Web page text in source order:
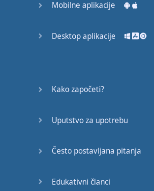
Mobilne aplikacije
Desktop aplikacije
Kako započeti?
Uputstvo za upotrebu
Često postavljana pitanja
Edukativni članci